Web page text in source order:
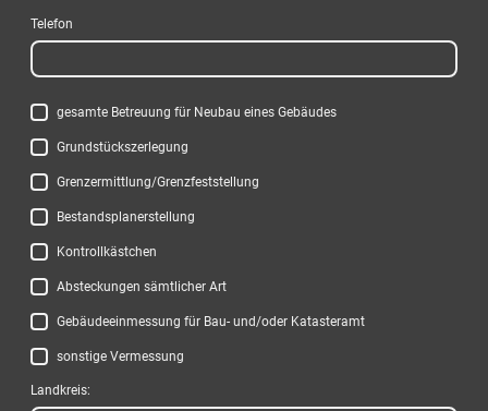
Telefon
gesamte Betreuung für Neubau eines Gebäudes
Grundstückszerlegung
Grenzermittlung/Grenzfeststellung
Bestandsplanerstellung
Kontrollkästchen
Absteckungen sämtlicher Art
Gebäudeeinmessung für Bau- und/oder Katasteramt
sonstige Vermessung
Landkreis: